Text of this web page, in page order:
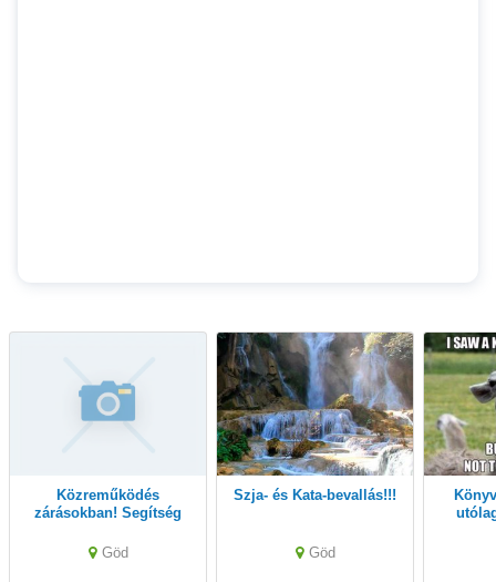
Közreműködés
zárásokban! Segítség
Göd
Szja- és Kata-bevallás!!!
Göd
Könyvelést vállalok-